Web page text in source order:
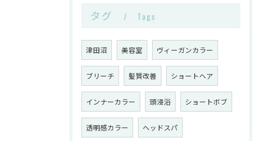
タグ Tags
津田沼 美容室 ヴィーガンカラー
ブリーチ 髪質改善 ショートヘア
インナーカラー 頭浸浴 ショートボブ
透明感カラー ヘッドスパ